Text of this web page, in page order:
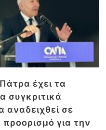
έχει τα
συγκριτικά
αναδειχθεί σε
προορισμό για την